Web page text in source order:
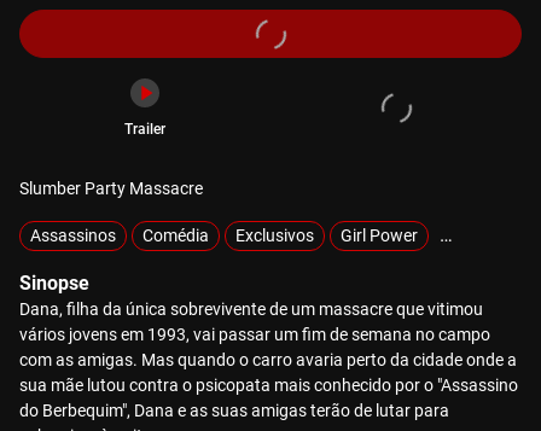
Trailer
Slumber Party Massacre
Assassinos Comédia Exclusivos Girl Power
Sinopse
Dana, filha da única sobrevivente de um massacre que vitimou
vários jovens em 1993, vai passar um fim de semana no campo
com as amigas. Mas quando o carro avaria perto da cidade onde a
sua mãe lutou contra o psicopata mais conhecido por o "Assassino
do Berbequim", Dana e as suas amigas terão de lutar para